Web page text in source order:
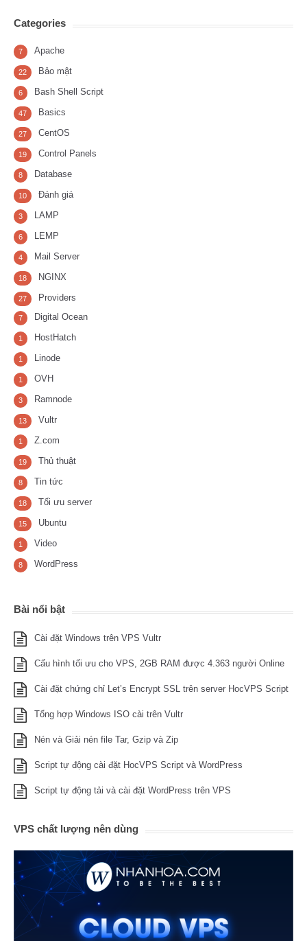
Categories
Apache
7
Bảo mật
22
Bash Shell Script
6
Basics
47
CentOS
27
Control Panels
19
Database
8
Đánh giá
10
LAMP
3
LEMP
6
Mail Server
4
NGINX
18
Providers
27
Digital Ocean
7
HostHatch
1
Linode
1
OVH
1
Ramnode
3
Vultr
13
Z.com
1
Thủ thuật
19
Tin tức
8
Tối ưu server
18
Ubuntu
15
Video
1
WordPress
8
Bài nổi bật
Cài đặt Windows trên VPS Vultr
Cấu hình tối ưu cho VPS, 2GB RAM được 4.363 người Online
Cài đặt chứng chỉ Let’s Encrypt SSL trên server HocVPS Script
Tổng hợp Windows ISO cài trên Vultr
Nén và Giải nén file Tar, Gzip và Zip
Script tự động cài đặt HocVPS Script và WordPress
Script tự động tải và cài đặt WordPress trên VPS
VPS chất lượng nên dùng